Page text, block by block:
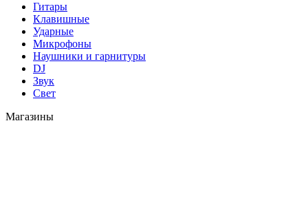
Гитары
Клавишные
Ударные
Микрофоны
Наушники и гарнитуры
DJ
Звук
Свет
Магазины